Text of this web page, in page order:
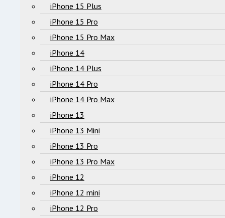
iPhone 15 Plus
iPhone 15 Pro
iPhone 15 Pro Max
iPhone 14
iPhone 14 Plus
iPhone 14 Pro
iPhone 14 Pro Max
iPhone 13
iPhone 13 Mini
iPhone 13 Pro
iPhone 13 Pro Max
iPhone 12
iPhone 12 mini
iPhone 12 Pro